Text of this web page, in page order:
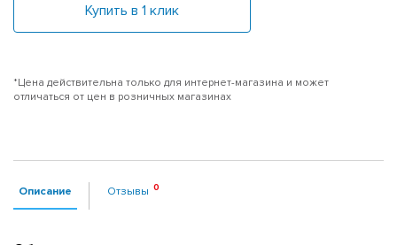
Купить в 1 клик
*Цена действительна только для интернет-магазина и может
отличаться от цен в розничных магазинах
Описание Отзывы